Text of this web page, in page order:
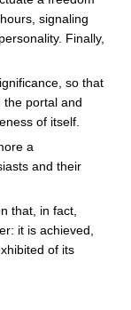
signaling
Finally,
so that
the portal and
of itself.
a
and their
that, in fact,
it is achieved,
of its